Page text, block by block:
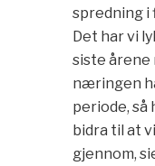
spredning i
Det har vi
siste årene
næringen
periode, så
bidra til at
gjennom,